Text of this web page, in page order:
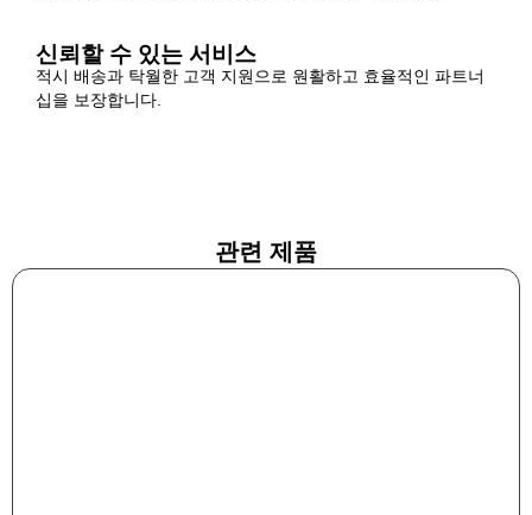
신뢰할 수 있는 서비스
적시 배송과 탁월한 고객 지원으로 원활하고 효율적인 파트너
십을 보장합니다.
관련 제품